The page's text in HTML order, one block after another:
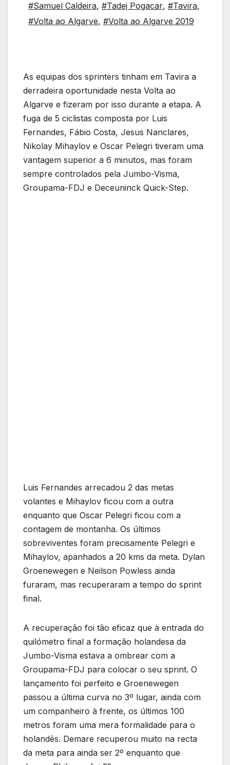
#Samuel Caldeira, #Tadej Pogacar, #Tavira,
#Volta ao Algarve, #Volta ao Algarve 2019
As equipas dos sprinters tinham em Tavira a
derradeira oportunidade nesta Volta ao
Algarve e fizeram por isso durante a etapa. A
fuga de 5 ciclistas composta por Luis
Fernandes, Fábio Costa, Jesus Nanclares,
Nikolay Mihaylov e Oscar Pelegri tiveram uma
vantagem superior a 6 minutos, mas foram
sempre controlados pela Jumbo-Visma,
Groupama-FDJ e Deceuninck Quick-Step.
Luis Fernandes arrecadou 2 das metas
volantes e Mihaylov ficou com a outra
enquanto que Oscar Pelegri ficou com a
contagem de montanha. Os últimos
sobreviventes foram precisamente Pelegri e
Mihaylov, apanhados a 20 kms da meta. Dylan
Groenewegen e Neilson Powless ainda
furaram, mas recuperaram a tempo do sprint
final.
A recuperação foi tão eficaz que à entrada do
quilómetro final a formação holandesa da
Jumbo-Visma estava a ombrear com a
Groupama-FDJ para colocar o seu sprint. O
lançamento foi perfeito e Groenewegen
passou a última curva no 3º lugar, ainda com
um companheiro à frente, os últimos 100
metros foram uma mera formalidade para o
holandês. Demare recuperou muito na recta
da meta para ainda ser 2º enquanto que